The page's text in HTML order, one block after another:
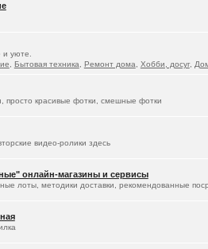
уюте.
Бытовая техника Ремонт дома Хобби, досуг,
красивые фотки, смешные фотки
видео-ролики здесь
онлайн-магазины и сервисы
лоты, методики доставки, рекомендованные